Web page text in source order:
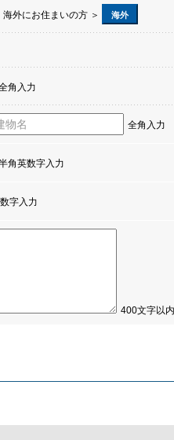
海外にお住まいの方 ＞ 海外
角入力
全角入力
角英数字入力
字入力
400文字以内